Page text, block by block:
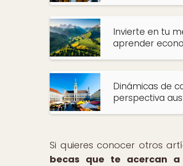
Invierte en tu
aprender
Dinámicas de
perspectiva
Si quieres conocer otros
becas que te acercan